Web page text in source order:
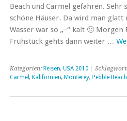
Beach und Carmel gefahren. Sehr
schöne Häuser. Da wird man glatt
Wasser war so „–“ kalt 🙂 Morgen
Frühstück gehts dann weiter …
Kategorien: Reisen, USA 2010 |
Carmel , Kalifornien, Monterey, Pebble Beach